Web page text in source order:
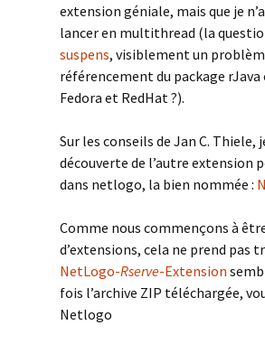
extension géniale, mais que je
lancer en multithread (la
suspens, visiblement un
référencement du package rJava
Fedora et RedHat ?).
Sur les conseils de Jan C. Thiele,
découverte de l’autre extension
dans netlogo, la bien nommée :
Comme nous commençons à
d’extensions, cela ne prend pas
NetLogo-Rserve-Extension
fois l’archive ZIP téléchargée,
Netlogo